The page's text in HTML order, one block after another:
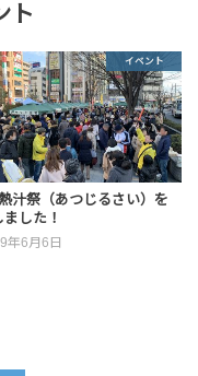
ト
イベント
汁祭（あつじるさい）を
した！
年6月6日